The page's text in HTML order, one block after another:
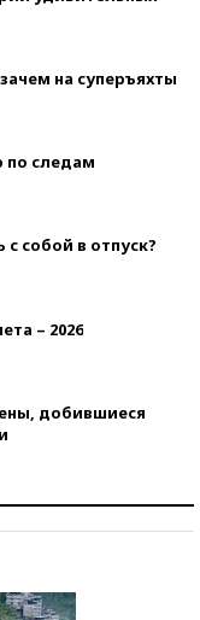
на суперъяхты
по следам
собой в отпуск?
– 2026
добившиеся